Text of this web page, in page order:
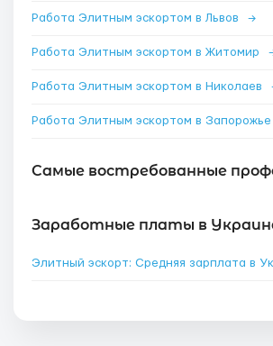
Работа Элитным эскортом в Львов →
Работа Элитным эскортом в Житомир
Работа Элитным эскортом в Николаев
Работа Элитным эскортом в Запорожье
Самые востребованные
Заработные платы в
Элитный эскорт: Средняя зарплата в